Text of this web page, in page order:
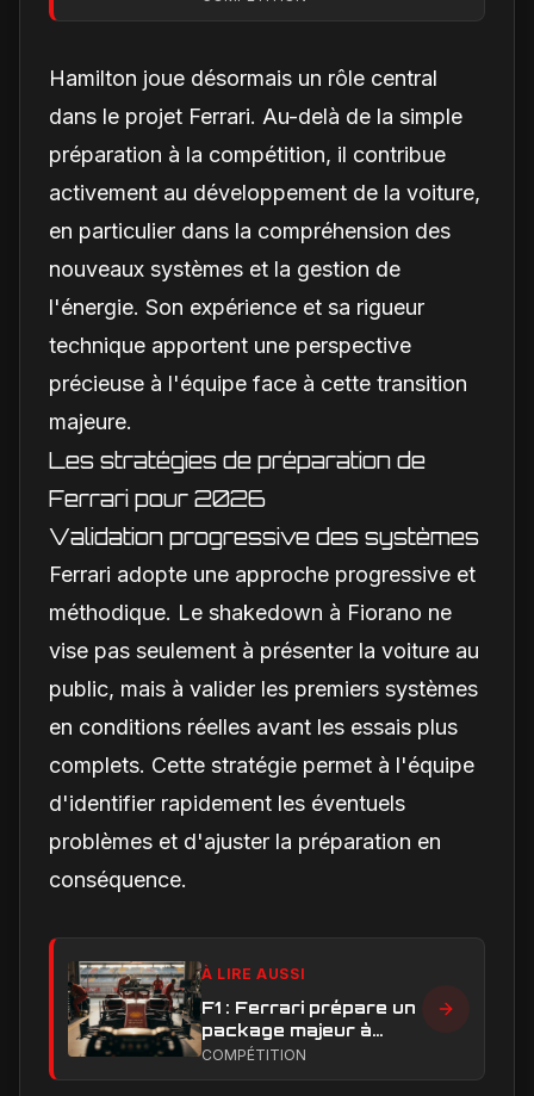
Hamilton joue désormais un rôle central
dans le projet Ferrari. Au-delà de la simple
préparation à la compétition, il contribue
activement au développement de la voiture,
en particulier dans la compréhension des
nouveaux systèmes et la gestion de
l'énergie. Son expérience et sa rigueur
technique apportent une perspective
précieuse à l'équipe face à cette transition
majeure.
Les stratégies de préparation de
Ferrari pour 2026
Validation progressive des systèmes
Ferrari adopte une approche progressive et
méthodique. Le shakedown à Fiorano ne
vise pas seulement à présenter la voiture au
public, mais à valider les premiers systèmes
en conditions réelles avant les essais plus
complets. Cette stratégie permet à l'équipe
d'identifier rapidement les éventuels
problèmes et d'ajuster la préparation en
conséquence.
À LIRE AUSSI
F1 : Ferrari prépare un
package majeur à
Barcelone, un test
COMPÉTITION